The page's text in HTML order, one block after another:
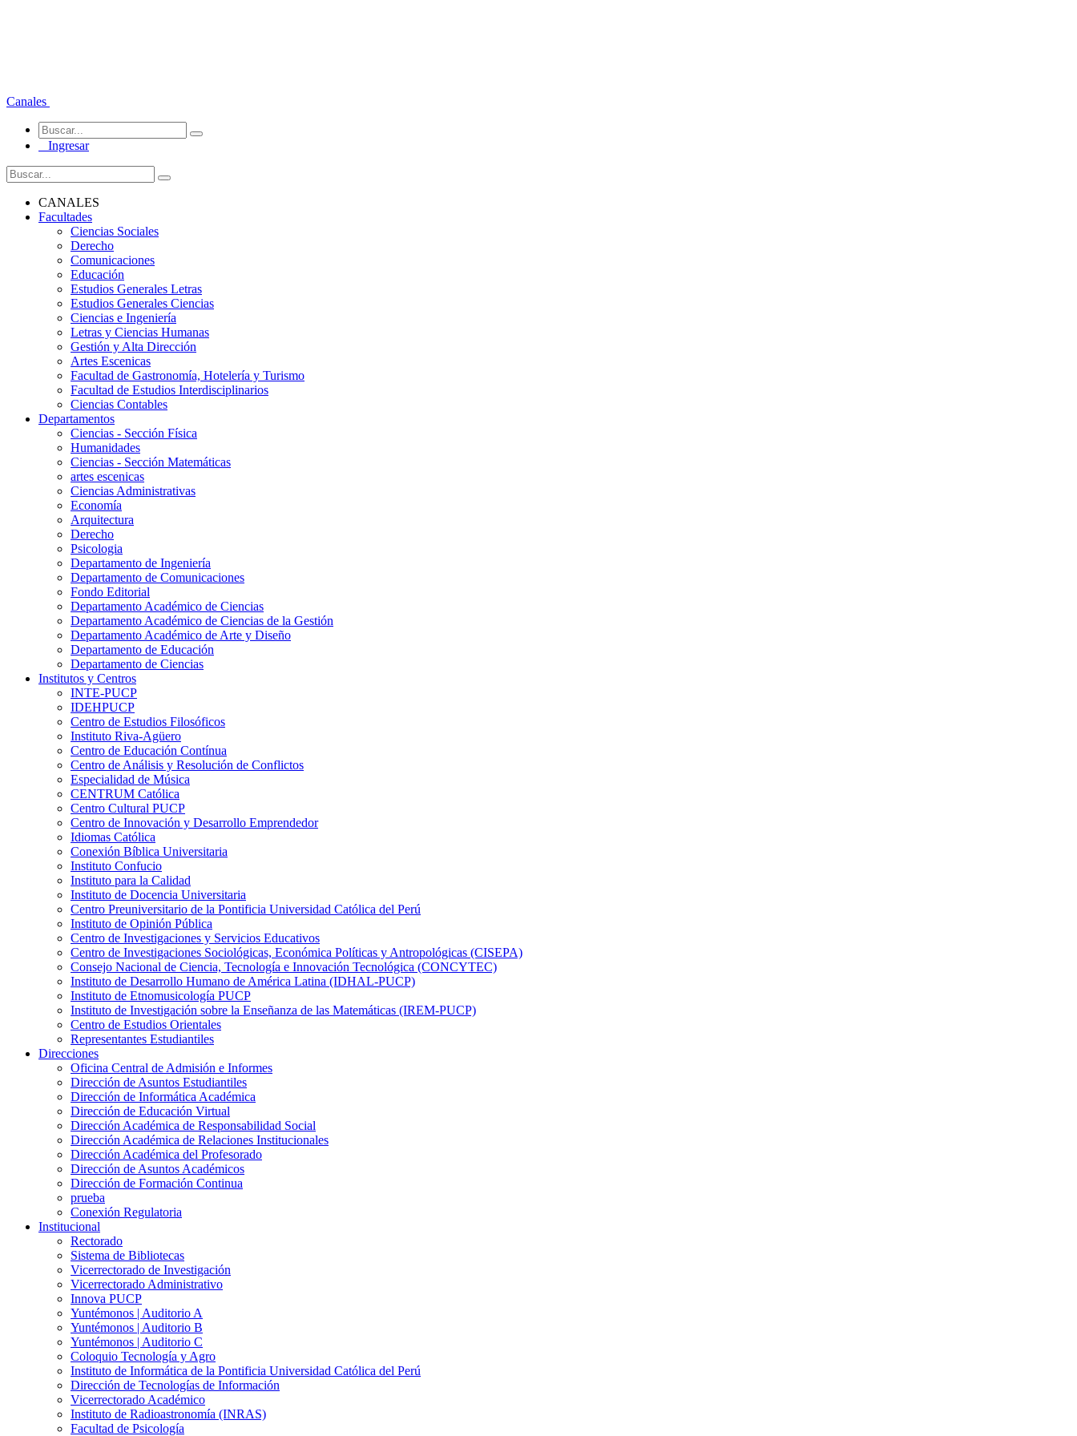
Canales
Ingresar
CANALES
Facultades
Ciencias Sociales
Derecho
Comunicaciones
Educación
Estudios Generales Letras
Estudios Generales Ciencias
Ciencias e Ingeniería
Letras y Ciencias Humanas
Gestión y Alta Dirección
Artes Escenicas
Facultad de Gastronomía, Hotelería y Turismo
Facultad de Estudios Interdisciplinarios
Ciencias Contables
Departamentos
Ciencias - Sección Física
Humanidades
Ciencias - Sección Matemáticas
artes escenicas
Ciencias Administrativas
Economía
Arquitectura
Derecho
Psicologia
Departamento de Ingeniería
Departamento de Comunicaciones
Fondo Editorial
Departamento Académico de Ciencias
Departamento Académico de Ciencias de la Gestión
Departamento Académico de Arte y Diseño
Departamento de Educación
Departamento de Ciencias
Institutos y Centros
INTE-PUCP
IDEHPUCP
Centro de Estudios Filosóficos
Instituto Riva-Agüero
Centro de Educación Contínua
Centro de Análisis y Resolución de Conflictos
Especialidad de Música
CENTRUM Católica
Centro Cultural PUCP
Centro de Innovación y Desarrollo Emprendedor
Idiomas Católica
Conexión Bíblica Universitaria
Instituto Confucio
Instituto para la Calidad
Instituto de Docencia Universitaria
Centro Preuniversitario de la Pontificia Universidad Católica del Perú
Instituto de Opinión Pública
Centro de Investigaciones y Servicios Educativos
Centro de Investigaciones Sociológicas, Económica Políticas y Antropológicas (CISEPA)
Consejo Nacional de Ciencia, Tecnología e Innovación Tecnológica (CONCYTEC)
Instituto de Desarrollo Humano de América Latina (IDHAL-PUCP)
Instituto de Etnomusicología PUCP
Instituto de Investigación sobre la Enseñanza de las Matemáticas (IREM-PUCP)
Centro de Estudios Orientales
Representantes Estudiantiles
Direcciones
Oficina Central de Admisión e Informes
Dirección de Asuntos Estudiantiles
Dirección de Informática Académica
Dirección de Educación Virtual
Dirección Académica de Responsabilidad Social
Dirección Académica de Relaciones Institucionales
Dirección Académica del Profesorado
Dirección de Asuntos Académicos
Dirección de Formación Continua
prueba
Conexión Regulatoria
Institucional
Rectorado
Sistema de Bibliotecas
Vicerrectorado de Investigación
Vicerrectorado Administrativo
Innova PUCP
Yuntémonos | Auditorio A
Yuntémonos | Auditorio B
Yuntémonos | Auditorio C
Coloquio Tecnología y Agro
Instituto de Informática de la Pontificia Universidad Católica del Perú
Dirección de Tecnologías de Información
Vicerrectorado Académico
Instituto de Radioastronomía (INRAS)
Facultad de Psicología